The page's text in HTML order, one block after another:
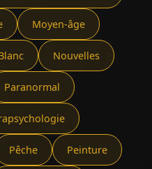
Moyen-âge
Nouvelles
Paranormal
Pêche Peinture